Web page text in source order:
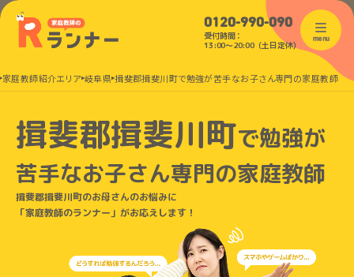
0120-990-090
受付時間：
13:00〜20:00（土日定休）
menu
家庭教師紹介エリア 岐阜県 揖斐郡揖斐川町で勉強が苦手なお子さん専門の家庭教師
揖斐郡揖斐川町で勉強が
苦手なお子さん専門の家庭教師
揖斐郡揖斐川町のお母さんのお悩みに
「家庭教師のランナー」がお応えします！